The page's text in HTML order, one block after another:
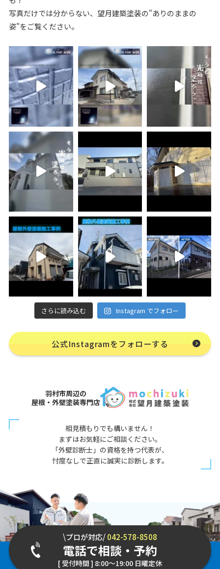
写真だけでは分からない、望月建築塗装の"ありのままの
姿"をご覧ください。
さらに読み込む Instagram でフォロー
公式Instagramをフォローする
羽村市周辺の
屋根・外壁塗装専門店
相見積もりでも構いません！
まずはお気軽にご相談ください。
「外壁診断士」の資格を持つ代表が、
忖度なしで正直に誠実に診断します。
\プロが対応/042-578-8508
電話で相談・予約
[ 受付時間 ] 8:00～19:00 日曜定休